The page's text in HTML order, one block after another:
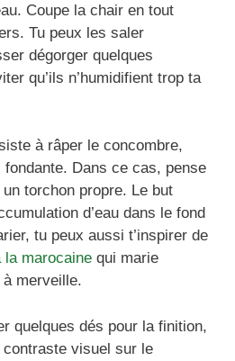
Coupe la chair en tout
Tu peux les saler
dégorger quelques
qu’ils n’humidifient trop ta
à râper le concombre,
Dans ce cas, pense
torchon propre. Le but
d’eau dans le fond
tu peux aussi t’inspirer de
la marocaine qui marie
merveille.
quelques dés pour la finition,
visuel sur le